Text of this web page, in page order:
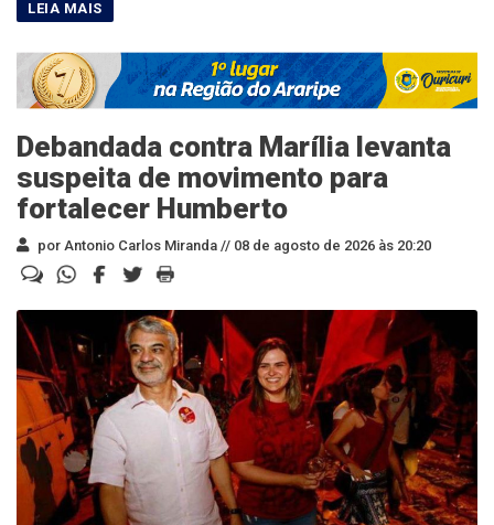
Debandada contra Marília levanta
suspeita de movimento para
fortalecer Humberto
por Antonio Carlos Miranda // 08 de agosto de 2026 às 20:20